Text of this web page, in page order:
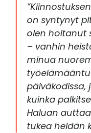
on syntynyt
olen hoitanut
– vanhin
minua
päiväkodissa,
kuinka
Haluan
tukea heidän